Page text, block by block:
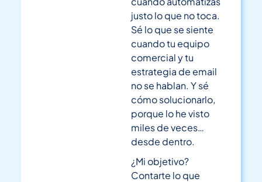
justo lo que no toca.
Sé lo que se siente
cuando tu equipo
comercial y tu
estrategia de email
no se hablan. Y sé
cómo solucionarlo,
porque lo he visto
miles de veces…
desde dentro.
¿Mi objetivo?
Contarte lo que